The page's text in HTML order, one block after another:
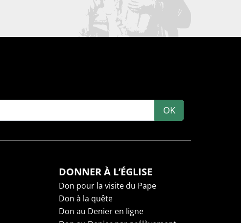
OK
DONNER À L’ÉGLISE
Don pour la visite du Pape
Don à la quête
Don au Denier en ligne